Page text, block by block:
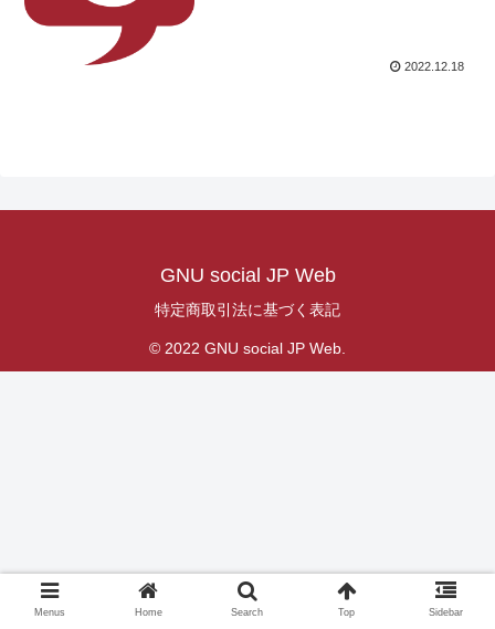
2022.12.18
GNU social JP Web
特定商取引法に基づく表記
© 2022 GNU social JP Web.
Menus Home Search Top Sidebar